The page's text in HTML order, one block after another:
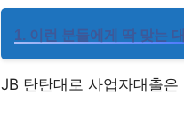
1. 이런 분들에게 딱 맞는
JB 탄탄대로 사업자대출